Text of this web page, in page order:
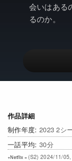
会いはある
るのか。
作品詳細
2023 2シ
30
(S2) 2024/11/